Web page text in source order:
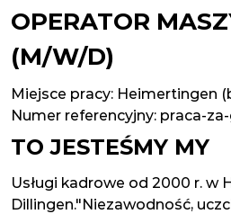
OPERATOR
(M/W/D)
Miejsce pracy: Heimertingen
Numer referencyjny: praca-
TO JESTEŚMY MY
Usługi kadrowe od 2000 r. w
Dillingen."Niezawodność,